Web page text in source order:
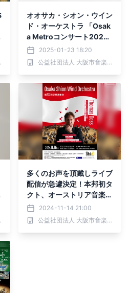
楽団
オオサカ・シオン・ウイン
ド・オーケストラ 「Osak
a Metroコンサート2025
Spring」に2,900名様を
無料でご招待します！
2025-01-23 18:20
公益社団法人 大阪市音楽団
楽団
多くのお声を頂戴しライブ
配信が急遽決定！本邦初タ
クト、オーストリア音楽界
の巨匠トーマス・ドスとお
届けする、Osaka Shion
Wind Orchestra「第157
2024-11-14 21:00
公益社団法人 大阪市音楽団